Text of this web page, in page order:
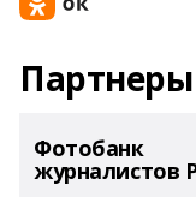
Партнеры
Фотобанк
журналистов